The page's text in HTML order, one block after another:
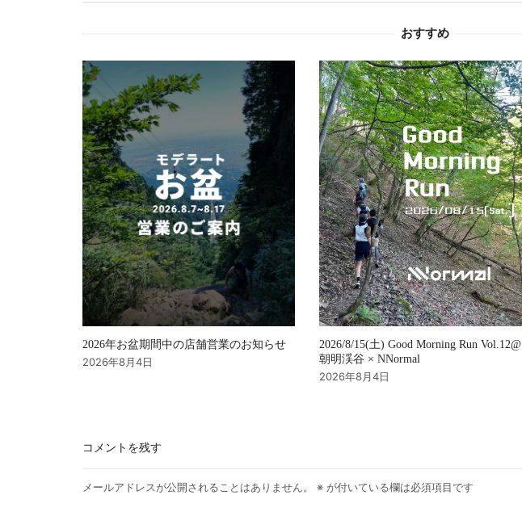
シ
ョ
ン
おすすめ
2026年お盆期間中の店舗営業のお知らせ
2026年8月4日
2026/8/15(土) Good Morning Run Vol.12@
朝明渓谷 × NNormal
2026年8月4日
コメントを残す
メールアドレスが公開されることはありません。 ※ が付いている欄は必須項目です